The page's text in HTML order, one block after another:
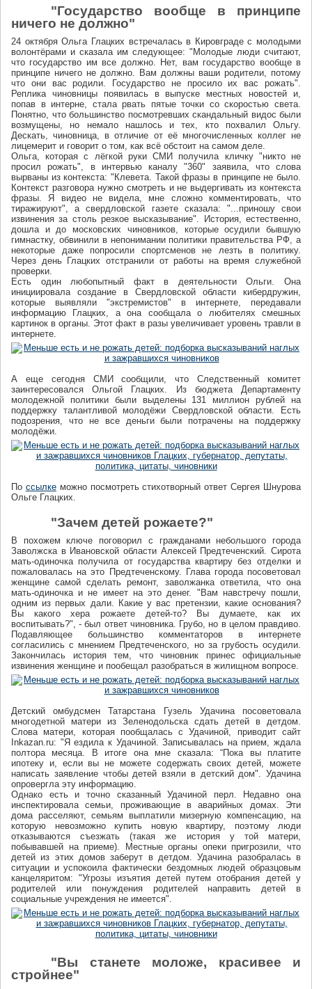
"Государство вообще в принципе
ничего не должно"
24 октября Ольга Глацких встречалась в Кировграде с молодыми
волонтёрами и сказала им следующее: "Молодые люди считают,
что государство им все должно. Нет, вам государство вообще в
принципе ничего не должно. Вам должны ваши родители, потому
что они вас родили. Государство не просило их вас рожать".
Реплика чиновницы появилась в выпуске местных новостей и,
попав в интерне, стала рвать пятые точки со скоростью света.
Понятно, что большинство посмотревших скандальный видос были
возмущены, но немало нашлось и тех, кто похвалил Ольгу.
Дескать, чиновница, в отличие от её многочисленных коллег не
лицемерит и говорит о том, как всё обстоит на самом деле.
Ольга, которая с лёгкой руки СМИ получила кличку "никто не
просил рожать", в интервью каналу "360" заявила, что слова
вырваны из контекста: "Клевета. Такой фразы в принципе не было.
Контекст разговора нужно смотреть и не выдергивать из контекста
фразы. Я видео не видела, мне сложно комментировать, что
тиражируют", а свердловской газете сказала: "...приношу свои
извинения за столь резкое высказывание". История, естественно,
дошла и до московских чиновников, которые осудили бывшую
гимнастку, обвинили в непонимании политики правительства РФ, а
некоторые даже попросили спортсменов не лезть в политику.
Через день Глацких отстранили от работы на время служебной
проверки.
Есть один любопытный факт в деятельности Ольги. Она
инициировала создание в Свердловской области кибердружин,
которые выявляли "экстремистов" в интернете, передавали
информацию Глацких, а она сообщала о любителях смешных
картинок в органы. Этот факт в разы увеличивает уровень травли в
интернете.
А еще сегодня СМИ сообщили, что Следственный комитет
заинтересовался Ольгой Глацких. Из бюджета Департаменту
молодежной политики были выделены 131 миллион рублей на
поддержку талантливой молодёжи Свердловской области. Есть
подозрения, что не все деньги были потрачены на поддержку
молодёжи.
По ссылке можно посмотреть стихотворный ответ Сергея Шнурова
Ольге Глацких.
"Зачем детей рожаете?"
В похожем ключе поговорил с гражданами небольшого города
Заволжска в Ивановской области Алексей Предтеченский. Сирота
мать-одиночка получила от государства квартиру без отделки и
пожаловалась на это Предтеченскому. Глава города посоветовал
женщине самой сделать ремонт, заволжанка ответила, что она
мать-одиночка и не имеет на это денег. "Вам навстречу пошли,
одним из первых дали. Какие у вас претензии, какие основания?
Вы какого хера рожаете детей-то? Вы думаете, как их
воспитывать?", - был ответ чиновника. Грубо, но в целом правдиво.
Подавляющее большинство комментаторов в интернете
согласились с мнением Предтеченского, но за грубость осудили.
Закончилась история тем, что чиновник принес официальные
извинения женщине и пообещал разобраться в жилищном вопросе.
Детский омбудсмен Татарстана Гузель Удачина посоветовала
многодетной матери из Зеленодольска сдать детей в детдом.
Слова матери, которая пообщалась с Удачиной, приводит сайт
Inkazan.ru: "Я ездила к Удачиной. Записывалась на прием, ждала
полтора месяца. В итоге она мне сказала: “Пока вы платите
ипотеку и, если вы не можете содержать своих детей, можете
написать заявление чтобы детей взяли в детский дом". Удачина
опровергла эту информацию.
Однако есть и точно сказанный Удачиной перл. Недавно она
инспектировала семьи, проживающие в аварийных домах. Эти
дома расселяют, семьям выплатили мизерную компенсацию, на
которую невозможно купить новую квартиру, поэтому люди
отказываются съезжать (такая же история у той матери,
побывавшей на приеме). Местные органы опеки пригрозили, что
детей из этих домов заберут в детдом. Удачина разобралась в
ситуации и успокоила фактически бездомных людей образцовым
канцеляритом: "Угрозы изъятия детей путем отобрания детей у
родителей или понуждения родителей направить детей в
социальные учреждения не имеется".
"Вы станете моложе, красивее и
стройнее"